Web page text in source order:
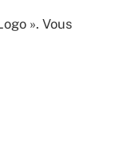
». Vous